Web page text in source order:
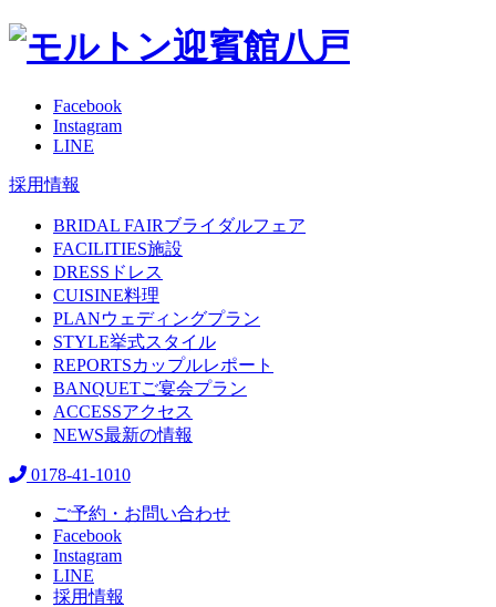
Facebook
Instagram
LINE
採用情報
BRIDAL FAIRブライダルフェア
FACILITIES施設
DRESS ドレス
CUISINE料理
PLANウェディングプラン
STYLE挙式スタイル
REPORTSカップルレポート
BANQUETご宴会プラン
ACCESSアクセス
NEWS最新の情報
0178-41-1010
ご予約・お問い合わせ
Facebook
Instagram
LINE
採用情報